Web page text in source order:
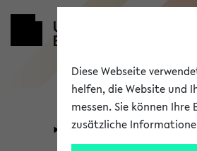
Universität
Diese Webseite
helfen, die Website und
messen. Sie können
zusätzliche